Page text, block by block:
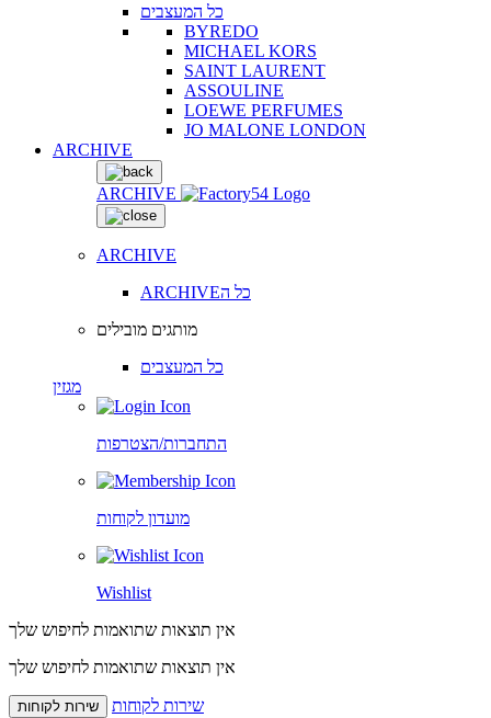
כל המעצבים
BYREDO
MICHAEL KORS
SAINT LAURENT
ASSOULINE
LOEWE PERFUMES
JO MALONE LONDON
ARCHIVE
ARCHIVE
ARCHIVE
ARCHIVEכל ה
מותגים מובילים
כל המעצבים
מגזין
התחברות/הצטרפות
מועדון לקוחות
Wishlist
אין תוצאות שתואמות לחיפוש שלך
אין תוצאות שתואמות לחיפוש שלך
שירות לקוחות שירות לקוחות